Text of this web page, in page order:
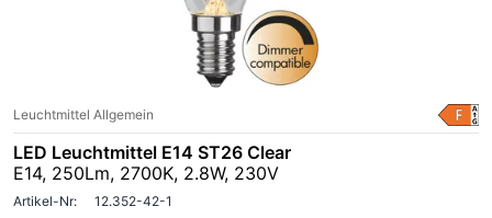
Leuchtmittel Allgemein
LED Leuchtmittel E14 ST26 Clear
E14, 250Lm, 2700K, 2.8W, 230V
Artikel-Nr: 12.352-42-1